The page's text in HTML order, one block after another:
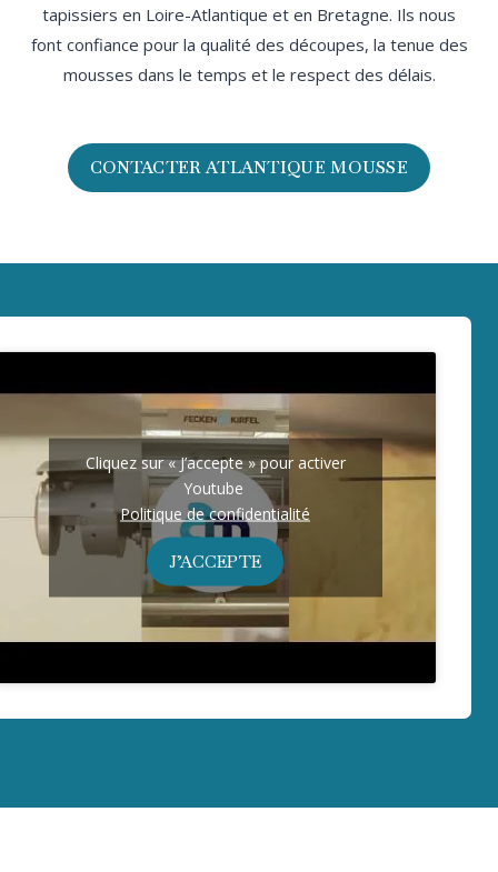
tapissiers en Loire-Atlantique et en Bretagne. Ils nous
font confiance pour la qualité des découpes, la tenue des
mousses dans le temps et le respect des délais.
CONTACTER ATLANTIQUE MOUSSE
Cliquez sur « J’accepte » pour activer
Youtube
Politique de confidentialité
J’ACCEPTE